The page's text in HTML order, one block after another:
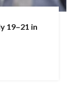
19–21 in